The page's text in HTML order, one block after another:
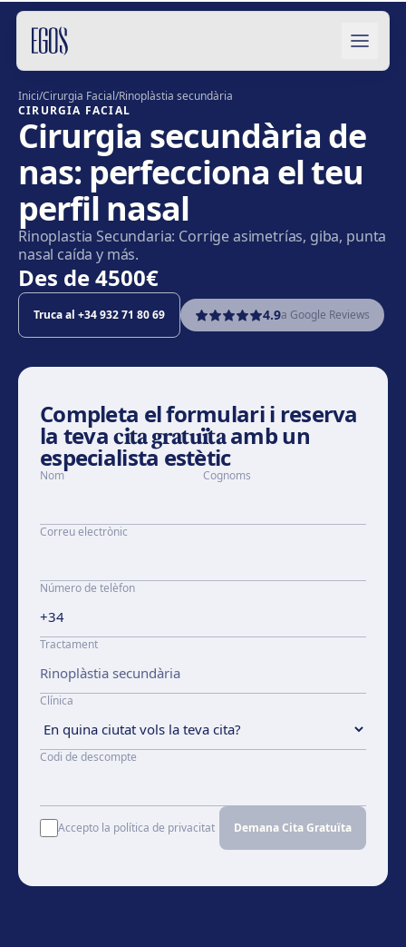
Salta al contingut
Inici/Cirurgia Facial/Rinoplàstia secundària
CIRURGIA FACIAL
Cirurgia secundària de
nas: perfecciona el teu
perfil nasal
Rinoplastia Secundaria: Corrige asimetrías, giba, punta
nasal caída y más.
Des de4500€
Truca al +34 932 71 80 69 4.9a Google Reviews
Completa el formulari i reserva
la tevacita gratuïtaamb un
especialista estètic
Nom Cognoms
Correu electrònic
Número de telèfon
Tractament
Clínica
Codi de descompte
Accepto la política de privacitat Demana Cita Gratuïta